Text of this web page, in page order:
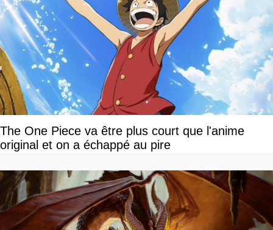
The One Piece va être plus court que l'anime
original et on a échappé au pire